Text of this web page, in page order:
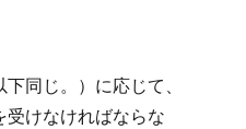
同じ。）に応じて、
けなければならな